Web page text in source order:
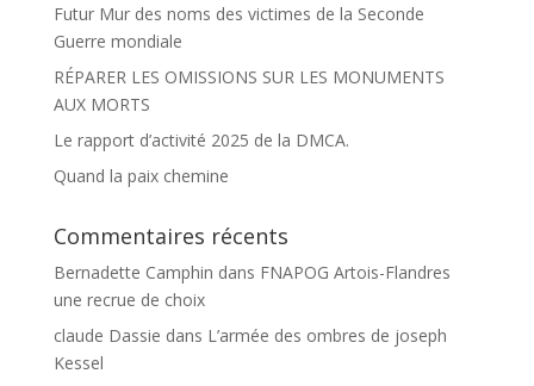
Futur Mur des noms des victimes de la Seconde
Guerre mondiale
RÉPARER LES OMISSIONS SUR LES MONUMENTS
AUX MORTS
Le rapport d’activité 2025 de la DMCA.
Quand la paix chemine
Commentaires récents
Bernadette Camphin dans FNAPOG Artois-Flandres
une recrue de choix
claude Dassie dans L’armée des ombres de joseph
Kessel